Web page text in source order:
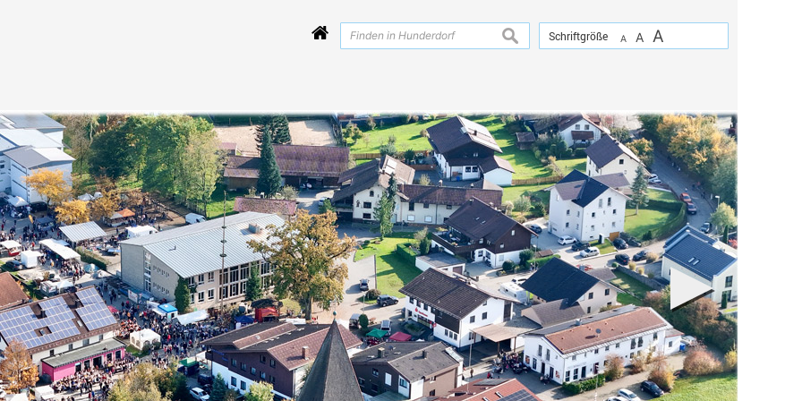
Schriftgröße A A A
suchen